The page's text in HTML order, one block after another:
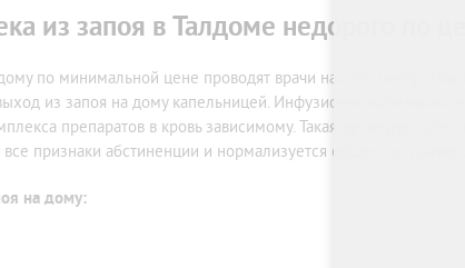
из запоя в Талдоме недорого по
по минимальной цене проводят врачи нашего центра.Чаще
из запоя на дому капельницей. Инфузионно-капельная
препаратов в кровь зависимому. Такая процедура
признаки абстиненции и нормализуется общее состояние
на дому: